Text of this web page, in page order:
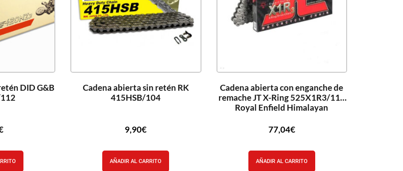
DID G&B
Cadena abierta sin retén RK
415HSB/104
9,90€
AÑADIR AL CARRITO
Cadena abierta con enganche de
remache JT X-Ring 525X1R3/110
Royal Enfield Himalayan
77,04€
AÑADIR AL CARRITO